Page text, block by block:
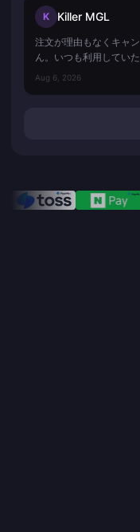
K Killer MGL
注文が理由もなくキャ
ん。いつも利用してい
Aug 6, 2026